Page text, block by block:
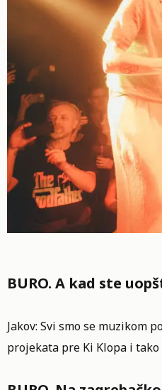
BURO. A kad ste
Jakov: Svi smo se muzikom
projekata pre Ki Klopa i